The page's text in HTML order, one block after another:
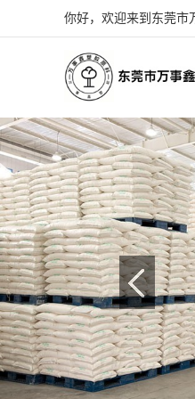
你好，欢迎来到东莞市